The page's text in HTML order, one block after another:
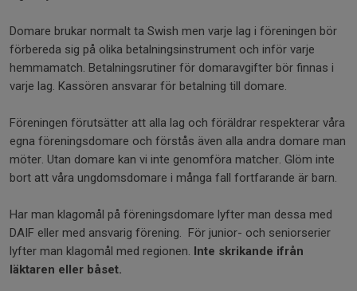
Domare brukar normalt ta Swish men varje lag i föreningen bör
förbereda sig på olika betalningsinstrument och inför varje
hemmamatch. Betalningsrutiner för domaravgifter bör finnas i
varje lag. Kassören ansvarar för betalning till domare.
Föreningen förutsätter att alla lag och föräldrar respekterar våra
egna föreningsdomare och förstås även alla andra domare man
möter. Utan domare kan vi inte genomföra matcher. Glöm inte
bort att våra ungdomsdomare i många fall fortfarande är barn.
Har man klagomål på föreningsdomare lyfter man dessa med
DAIF eller med ansvarig förening. För junior- och seniorserier
lyfter man klagomål med regionen. Inte skrikande ifrån
läktaren eller båset.